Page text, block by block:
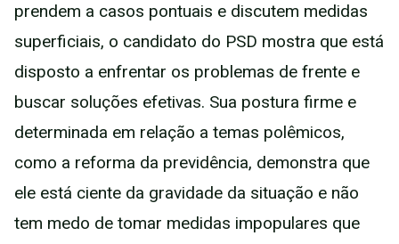
prendem a casos pontuais e discutem medidas
superficiais, o candidato do PSD mostra que está
disposto a enfrentar os problemas de frente e
buscar soluções efetivas. Sua postura firme e
determinada em relação a temas polêmicos,
como a reforma da previdência, demonstra que
ele está ciente da gravidade da situação e não
tem medo de tomar medidas impopulares que